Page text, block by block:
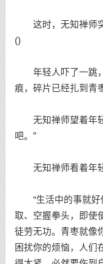
这时，无知禅师突
()
年轻人吓了一跳，
痕，碎片已经扎到青
无知禅师望着年轻
吧。”
无知禅师看着年轻
“生活中的事就好
取、空握拳头，即使
徒劳无功。青枣就像
困扰你的烦恼，人们